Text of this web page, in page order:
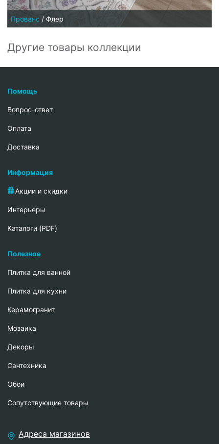
Прованс / Флер
Другие товары коллекции
Помощь
Вопрос-ответ
Oплата
Доставка
Информация
Акции и скидки
Интерьеры
Каталоги (PDF)
Полезное
Плитка для ванной
Плитка для кухни
Керамогранит
Мозаика
Декоры
Сантехника
Обои
Сопутствующие товары
Адреса магазинов